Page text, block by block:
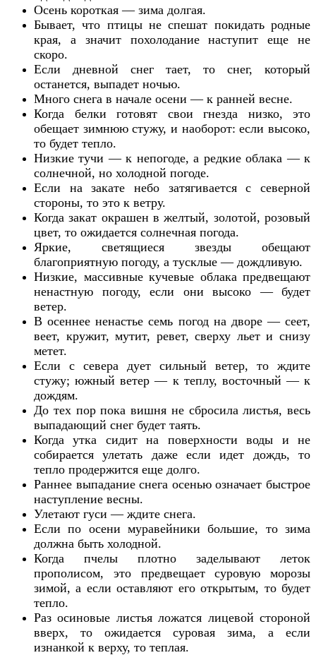
Осень короткая — зима долгая.
Бывает, что птицы не спешат покидать родные
края, а значит похолодание наступит еще не
скоро.
Если дневной снег тает, то снег, который
останется, выпадет ночью.
Много снега в начале осени — к ранней весне.
Когда белки готовят свои гнезда низко, это
обещает зимнюю стужу, и наоборот: если высоко,
то будет тепло.
Низкие тучи — к непогоде, а редкие облака — к
солнечной, но холодной погоде.
Если на закате небо затягивается с северной
стороны, то это к ветру.
Когда закат окрашен в желтый, золотой, розовый
цвет, то ожидается солнечная погода.
Яркие, светящиеся звезды обещают
благоприятную погоду, а тусклые — дождливую.
Низкие, массивные кучевые облака предвещают
ненастную погоду, если они высоко — будет
ветер.
В осеннее ненастье семь погод на дворе — сеет,
веет, кружит, мутит, ревет, сверху льет и снизу
метет.
Если с севера дует сильный ветер, то ждите
стужу; южный ветер — к теплу, восточный — к
дождям.
До тех пор пока вишня не сбросила листья, весь
выпадающий снег будет таять.
Когда утка сидит на поверхности воды и не
собирается улетать даже если идет дождь, то
тепло продержится еще долго.
Раннее выпадание снега осенью означает быстрое
наступление весны.
Улетают гуси — ждите снега.
Если по осени муравейники большие, то зима
должна быть холодной.
Когда пчелы плотно заделывают леток
прополисом, это предвещает суровую морозы
зимой, а если оставляют его открытым, то будет
тепло.
Раз осиновые листья ложатся лицевой стороной
вверх, то ожидается суровая зима, а если
изнанкой к верху, то теплая.